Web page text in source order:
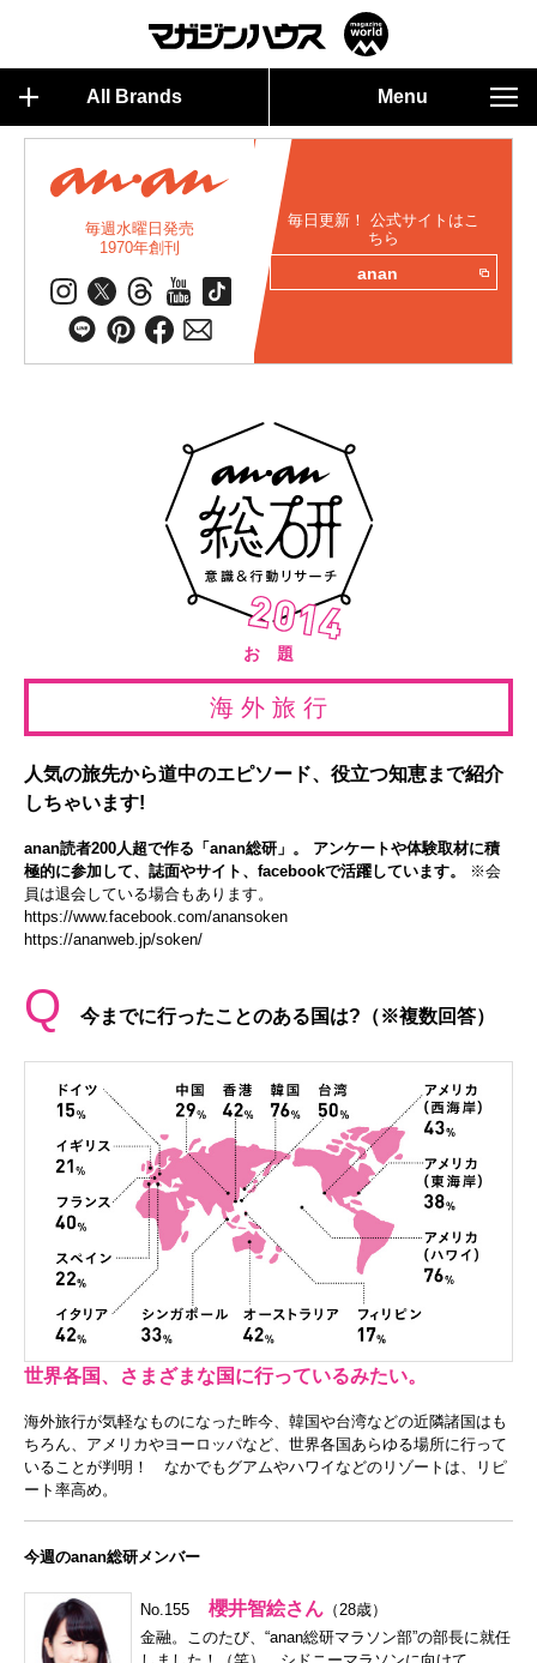
All Brands Menu
毎週水曜日発売
1970年創刊
毎日更新！ 公式サイトはこ
ちら
anan
お 題
海 外 旅 行
人気の旅先から道中のエピソード、役立つ知恵まで紹介
しちゃいます!
anan読者200人超で作る「anan総研」。 アンケートや体験取材に積
極的に参加して、誌面やサイト、facebookで活躍しています。
※会
員は退会している場合もあります。
https://www.facebook.com/anansoken
https://ananweb.jp/soken/
Q 今までに行ったことのある国は?（※複数回答）
世界各国、さまざまな国に行っているみたい。
海外旅行が気軽なものになった昨今、韓国や台湾などの近隣諸国はも
ちろん、アメリカやヨーロッパなど、世界各国あらゆる場所に行って
いることが判明！ なかでもグアムやハワイなどのリゾートは、リピ
ート率高め。
今週のanan総研メンバー
No.155 櫻井智絵さん （28歳）
金融。このたび、“anan総研マラソン部”の部長に就任